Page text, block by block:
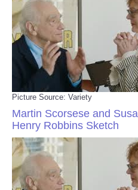
Picture Source: Variety
Martin Scorsese and
Henry Robbins Sketch